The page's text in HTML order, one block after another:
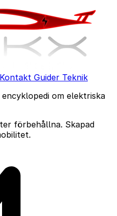
Kontakt Guider Teknik
om elektriska
förbehållna. Skapad